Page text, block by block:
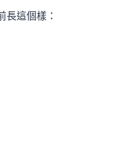
長這個樣：